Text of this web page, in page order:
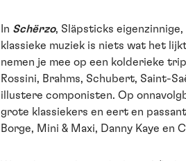
In Schërzo, Släpsticks
klassieke muziek is niets wat het
nemen je mee op een kolderieke
Rossini, Brahms, Schubert, Saint-
illustere componisten. Op
grote klassiekers en eert en
Borge, Mini & Maxi, Danny Kaye en